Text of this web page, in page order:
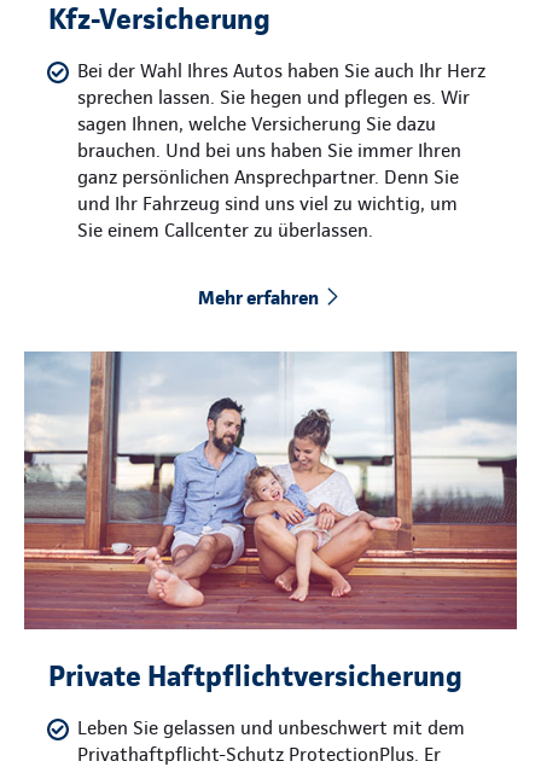
Kfz-Versicherung
Bei der Wahl Ihres Autos haben Sie auch Ihr Herz
sprechen lassen. Sie hegen und pflegen es. Wir
sagen Ihnen, welche Versicherung Sie dazu
brauchen. Und bei uns haben Sie immer Ihren
ganz persönlichen Ansprechpartner. Denn Sie
und Ihr Fahrzeug sind uns viel zu wichtig, um
Sie einem Callcenter zu überlassen.
Mehr erfahren
Private Haftpflichtversicherung
Leben Sie gelassen und unbeschwert mit dem
Privathaftpflicht-Schutz ProtectionPlus. Er